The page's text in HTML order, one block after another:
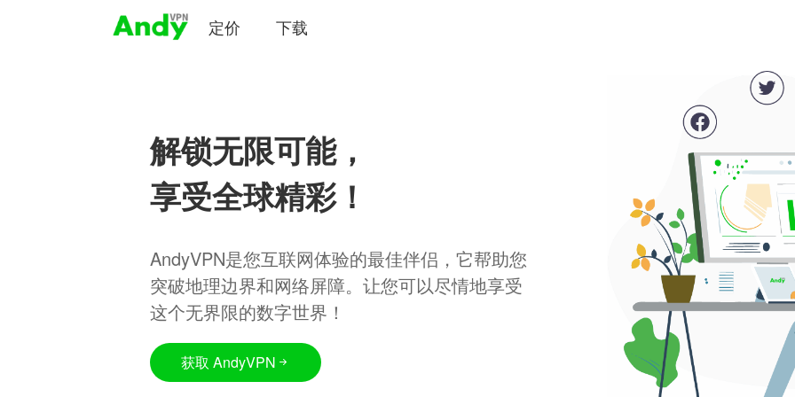
定价 下载
解锁无限可能，
享受全球精彩！
AndyVPN是您互联网体验的最佳伴侣，它帮助您
突破地理边界和网络屏障。让您可以尽情地享受
这个无界限的数字世界！
获取 AndyVPN